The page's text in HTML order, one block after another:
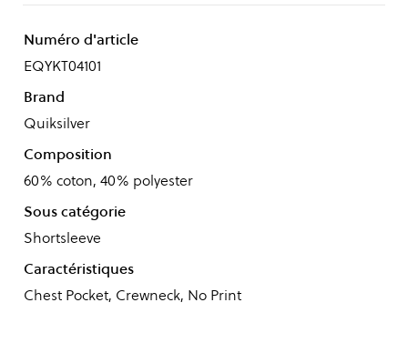
Numéro d'article
EQYKT04101
Brand
Quiksilver
Composition
60% coton, 40% polyester
Sous catégorie
Shortsleeve
Caractéristiques
Chest Pocket, Crewneck, No Print